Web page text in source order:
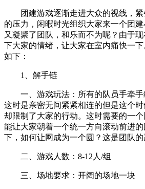
团建游戏逐渐走进大众的视线，
的压力，闲暇时光组织大家来一个团建
又凝聚了团队，和乐而不为呢？由于
下大家的情绪，让大家在室内痛快一下
如下：
1、解手链
一、游戏玩法：所有的队员手牵
这时是亲密无间紧紧相连的但是这个
却限制了大家的行动。这时需要的一个
能让大家朝着一个统一方向滚动前进
下，如何让网成为一个圆？这是团队的
二、游戏人数：8-12人/组
三、场地要求：开阔的场地一块